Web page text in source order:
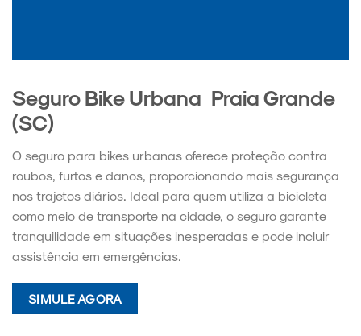
Seguro Bike Urbana Praia Grande
(SC)
O seguro para bikes urbanas oferece proteção contra
roubos, furtos e danos, proporcionando mais segurança
nos trajetos diários. Ideal para quem utiliza a bicicleta
como meio de transporte na cidade, o seguro garante
tranquilidade em situações inesperadas e pode incluir
assistência em emergências.
SIMULE AGORA